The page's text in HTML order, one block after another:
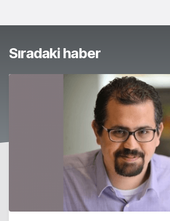
Sıradaki haber